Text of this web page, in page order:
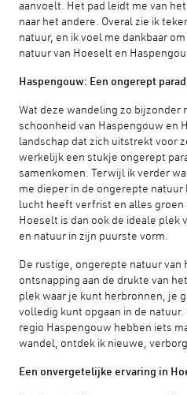
aanvoelt. Het pad leidt me van
naar het andere. Overal zie ik
natuur, en ik voel me dankbaar
natuur van Hoeselt en
Haspengouw: Een ongerept
Wat deze wandeling zo bijzonder
schoonheid van Haspengouw en
landschap dat zich uitstrekt voor
werkelijk een stukje ongerept
samenkomen. Terwijl ik verder
me dieper in de ongerepte natuur
lucht heeft verfrist en alles groen
Hoeselt is dan ook de ideale plek
en natuur in zijn puurste vorm.
De rustige, ongerepte natuur van
ontsnapping aan de drukte van
plek waar je kunt herbronnen, je
volledig kunt opgaan in de
regio Haspengouw hebben iets
wandel, ontdek ik nieuwe,
Een onvergetelijke ervaring in